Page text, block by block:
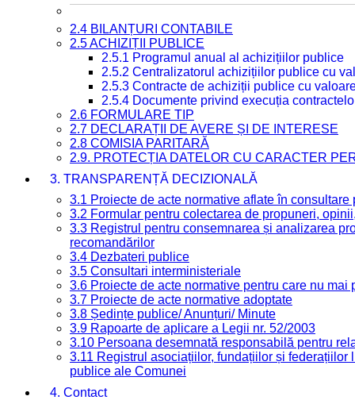
2.4 BILANȚURI CONTABILE
2.5 ACHIZIȚII PUBLICE
2.5.1 Programul anual al achizițiilor publice
2.5.2 Centralizatorul achizițiilor publice cu
2.5.3 Contracte de achiziții publice cu
2.5.4 Documente privind execuția
2.6 FORMULARE TIP
2.7 DECLARAȚII DE AVERE ȘI DE INTERESE
2.8 COMISIA PARITARĂ
2.9. PROTECȚIA DATELOR CU CARACTER
3. TRANSPARENȚĂ DECIZIONALĂ
3.1 Proiecte de acte normative aflate în consultare
3.2 Formular pentru colectarea de propuneri,
3.3 Registrul pentru consemnarea și analizarea
recomandărilor
3.4 Dezbateri publice
3.5 Consultari interministeriale
3.6 Proiecte de acte normative pentru care nu mai
3.7 Proiecte de acte normative adoptate
3.8 Ședințe publice/ Anunțuri/ Minute
3.9 Rapoarte de aplicare a Legii nr. 52/2003
3.10 Persoana desemnată responsabilă pentru
3.11 Registrul asociațiilor, fundațiilor și federațiilor
publice ale Comunei
4. Contact